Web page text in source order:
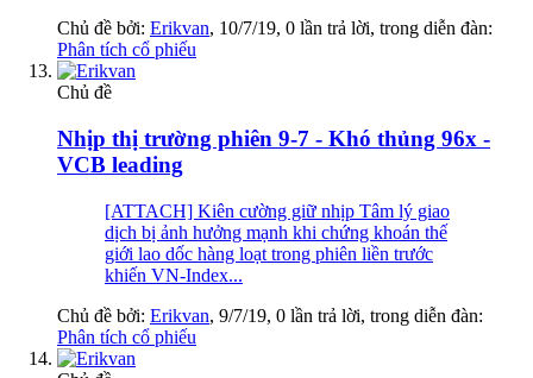
Chủ đề bởi: Erikvan, 10/7/19, 0 lần trả lời, trong diễn đàn:
Phân tích cổ phiếu
Chủ đề
Nhịp thị trường phiên 9-7 - Khó thủng 96x -
VCB leading
[ATTACH] Kiên cường giữ nhịp Tâm lý giao
dịch bị ảnh hưởng mạnh khi chứng khoán thế
giới lao dốc hàng loạt trong phiên liền trước
khiến VN-Index...
Chủ đề bởi: Erikvan, 9/7/19, 0 lần trả lời, trong diễn đàn:
Phân tích cổ phiếu